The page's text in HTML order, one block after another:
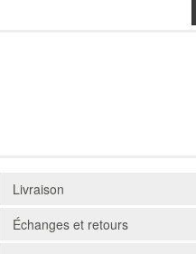
Livraison
Échanges et retours